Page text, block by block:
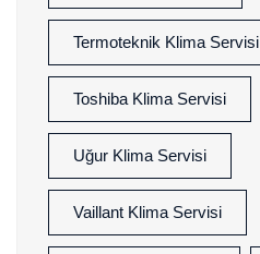
Termoteknik Klima Servisi
Toshiba Klima Servisi
Uğur Klima Servisi
Vaillant Klima Servisi